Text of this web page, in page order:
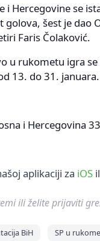
i Hercegovine se
golova, šest je dao
Faris Čolaković.
u rukometu igra
13. do 31. januara.
i Hercegovina
aplikaciji za iOS
ili želite prijaviti
BiH SP u